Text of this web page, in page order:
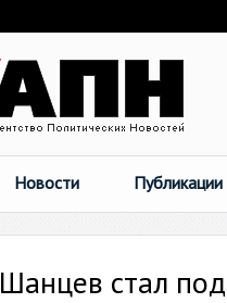
Новости Публикации
Шанцев стал